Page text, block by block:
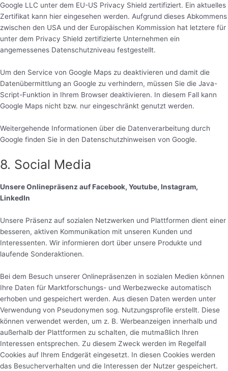
Google LLC unter dem EU-US Privacy Shield zertifiziert. Ein aktuelles
Zertifikat kann hier eingesehen werden. Aufgrund dieses Abkommens
zwischen den USA und der Europäischen Kommission hat letztere für
unter dem Privacy Shield zertifizierte Unternehmen ein
angemessenes Datenschutzniveau festgestellt.
Um den Service von Google Maps zu deaktivieren und damit die
Datenübermittlung an Google zu verhindern, müssen Sie die Java-
Script-Funktion in Ihrem Browser deaktivieren. In diesem Fall kann
Google Maps nicht bzw. nur eingeschränkt genutzt werden.
Weitergehende Informationen über die Datenverarbeitung durch
Google finden Sie in den Datenschutzhinweisen von Google.
8. Social Media
Unsere Onlinepräsenz auf Facebook, Youtube, Instagram,
LinkedIn
Unsere Präsenz auf sozialen Netzwerken und Plattformen dient einer
besseren, aktiven Kommunikation mit unseren Kunden und
Interessenten. Wir informieren dort über unsere Produkte und
laufende Sonderaktionen.
Bei dem Besuch unserer Onlinepräsenzen in sozialen Medien können
Ihre Daten für Marktforschungs- und Werbezwecke automatisch
erhoben und gespeichert werden. Aus diesen Daten werden unter
Verwendung von Pseudonymen sog. Nutzungsprofile erstellt. Diese
können verwendet werden, um z. B. Werbeanzeigen innerhalb und
außerhalb der Plattformen zu schalten, die mutmaßlich Ihren
Interessen entsprechen. Zu diesem Zweck werden im Regelfall
Cookies auf Ihrem Endgerät eingesetzt. In diesen Cookies werden
das Besucherverhalten und die Interessen der Nutzer gespeichert.